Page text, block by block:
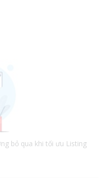
bỏ qua khi tối ưu Listing